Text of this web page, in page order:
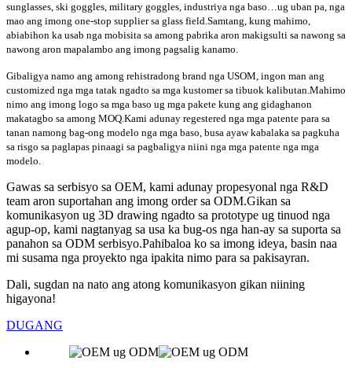
sunglasses, ski goggles, military goggles, industriya nga baso…ug uban pa, nga
mao ang imong one-stop supplier sa glass field.Samtang, kung mahimo,
abiabihon ka usab nga mobisita sa among pabrika aron makigsulti sa nawong sa
nawong aron mapalambo ang imong pagsalig kanamo.
Gibaligya namo ang among rehistradong brand nga USOM, ingon man ang
customized nga mga tatak ngadto sa mga kustomer sa tibuok kalibutan.Mahimo
nimo ang imong logo sa mga baso ug mga pakete kung ang gidaghanon
makatagbo sa among MOQ.Kami adunay regestered nga mga patente para sa
tanan namong bag-ong modelo nga mga baso, busa ayaw kabalaka sa pagkuha
sa risgo sa paglapas pinaagi sa pagbaligya niini nga mga patente nga mga
modelo.
Gawas sa serbisyo sa OEM, kami adunay propesyonal nga R&D
team aron suportahan ang imong order sa ODM.Gikan sa
komunikasyon ug 3D drawing ngadto sa prototype ug tinuod nga
agup-op, kami nagtanyag sa usa ka bug-os nga han-ay sa suporta sa
panahon sa ODM serbisyo.Pahibaloa ko sa imong ideya, basin naa
mi susama nga proyekto nga ipakita nimo para sa pakisayran.
Dali, sugdan na nato ang atong komunikasyon gikan niining
higayona!
DUGANG